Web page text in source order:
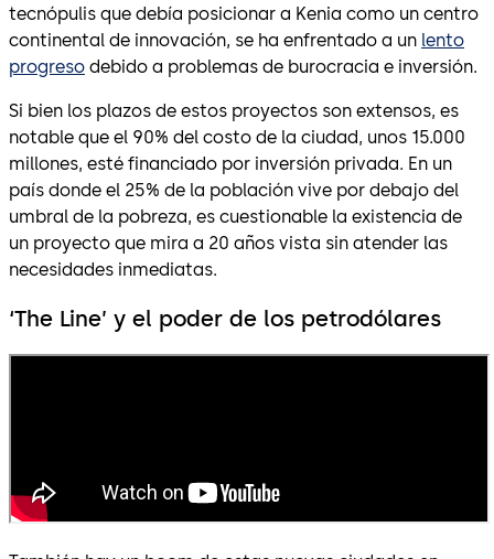
tecnópulis que debía posicionar a Kenia como un centro
continental de innovación, se ha enfrentado a un lento
progreso debido a problemas de burocracia e inversión.
Si bien los plazos de estos proyectos son extensos, es
notable que el 90% del costo de la ciudad, unos 15.000
millones, esté financiado por inversión privada. En un
país donde el 25% de la población vive por debajo del
umbral de la pobreza, es cuestionable la existencia de
un proyecto que mira a 20 años vista sin atender las
necesidades inmediatas.
‘The Line’ y el poder de los petrodólares